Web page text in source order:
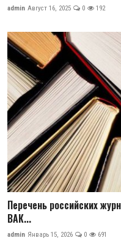
admin Август 16, 2025 0 192
Перечень российских
ВАК...
admin Январь 15, 2026 0 691